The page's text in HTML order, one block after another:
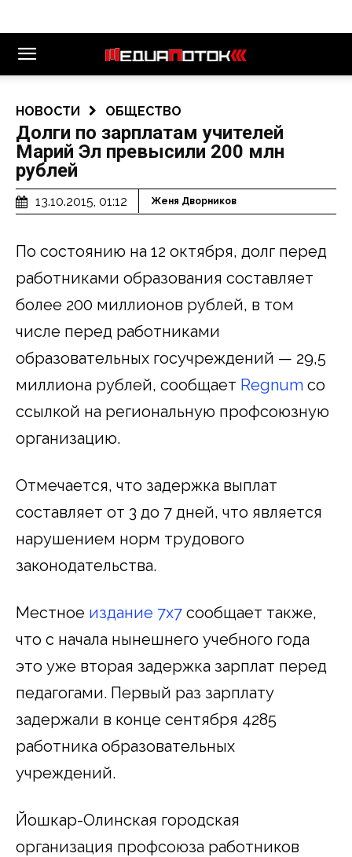
НОВОСТИ ОБЩЕСТВО
Долги по зарплатам учителей
Марий Эл превысили 200 млн
рублей
13.10.2015, 01:12 Женя Дворников
По состоянию на 12 октября, долг перед
работниками образования составляет
более 200 миллионов рублей, в том
числе перед работниками
образовательных госучреждений — 29,5
миллиона рублей, сообщает Regnum со
ссылкой на региональную профсоюзную
организацию.
Отмечается, что задержка выплат
составляет от 3 до 7 дней, что является
нарушением норм трудового
законодательства.
Местное издание 7х7 сообщает также,
что с начала нынешнего учебного года
это уже вторая задержка зарплат перед
педагогами. Первый раз зарплату
задержали в конце сентября 4285
работника образовательных
учреждений.
Йошкар-Олинская городская
организация профсоюза работников